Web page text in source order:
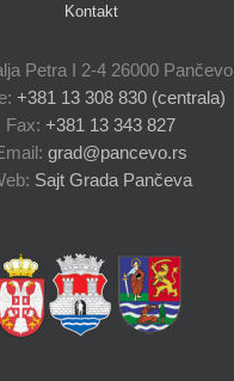
Kontakt
Petra I 2-4 26000 Pančevo
+381 13 308 830 (centrala)
Fax: +381 13 343 827
grad@pancevo.rs
Sajt Grada Pančeva